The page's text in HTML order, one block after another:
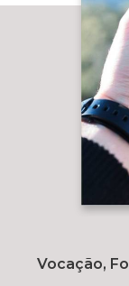
Vocação,